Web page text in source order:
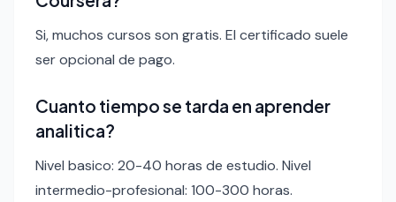
Si, muchos cursos son gratis. El certificado suele
ser opcional de pago.
Cuanto tiempo se tarda en aprender
analitica?
Nivel basico: 20-40 horas de estudio. Nivel
intermedio-profesional: 100-300 horas.